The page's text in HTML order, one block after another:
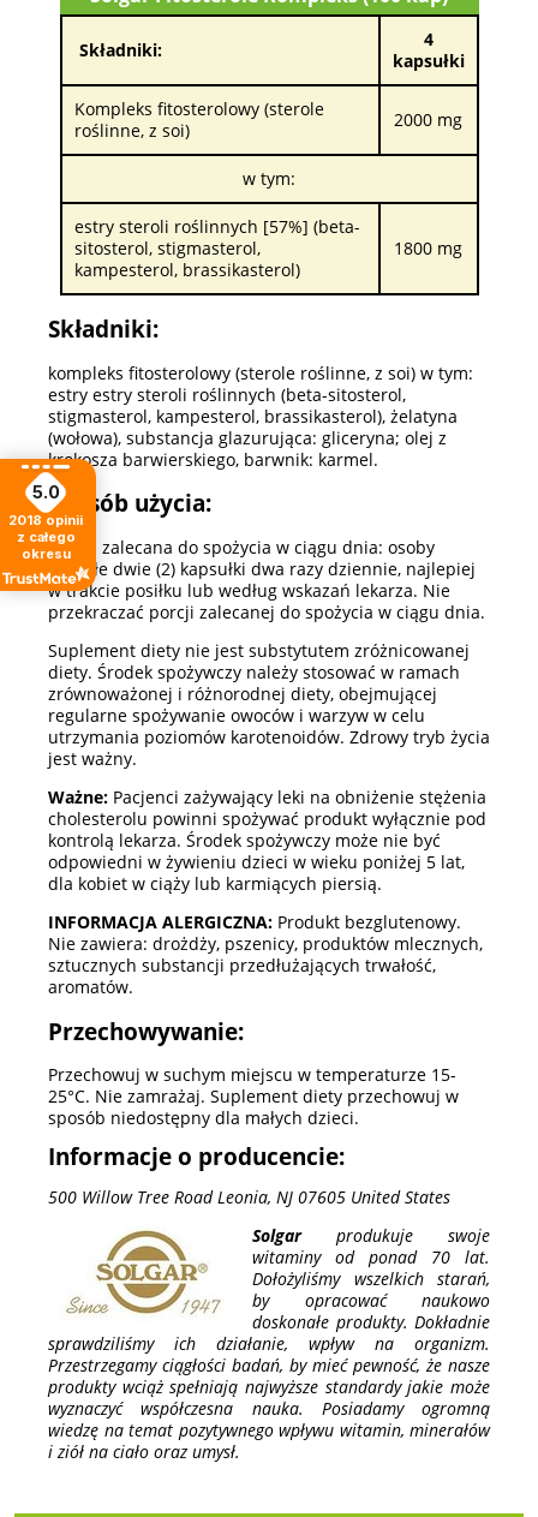
Składniki:
4
kapsułki
Kompleks fitosterolowy (sterole
roślinne, z soi)
2000 mg
w tym:
estry steroli roślinnych [57%] (beta-
sitosterol, stigmasterol,
kampesterol, brassikasterol)
1800 mg
Składniki:
kompleks fitosterolowy (sterole roślinne, z soi) w tym:
estry estry steroli roślinnych (beta-sitosterol,
stigmasterol, kampesterol, brassikasterol), żelatyna
(wołowa), substancja glazurująca: gliceryna; olej z
krokosza barwierskiego, barwnik: karmel.
Sposób użycia:
Porcja zalecana do spożycia w ciągu dnia: osoby
dorosłe dwie (2) kapsułki dwa razy dziennie, najlepiej
w trakcie posiłku lub według wskazań lekarza. Nie
przekraczać porcji zalecanej do spożycia w ciągu dnia.
Suplement diety nie jest substytutem zróżnicowanej
diety. Środek spożywczy należy stosować w ramach
zrównoważonej i różnorodnej diety, obejmującej
regularne spożywanie owoców i warzyw w celu
utrzymania poziomów karotenoidów. Zdrowy tryb życia
jest ważny.
Ważne: Pacjenci zażywający leki na obniżenie stężenia
cholesterolu powinni spożywać produkt wyłącznie pod
kontrolą lekarza. Środek spożywczy może nie być
odpowiedni w żywieniu dzieci w wieku poniżej 5 lat,
dla kobiet w ciąży lub karmiących piersią.
INFORMACJA ALERGICZNA: Produkt bezglutenowy.
Nie zawiera: drożdży, pszenicy, produktów mlecznych,
sztucznych substancji przedłużających trwałość,
aromatów.
Przechowywanie:
Przechowuj w suchym miejscu w temperaturze 15-
25°C. Nie zamrażaj. Suplement diety przechowuj w
sposób niedostępny dla małych dzieci.
Informacje o producencie:
500 Willow Tree Road Leonia, NJ 07605 United States
Solgarprodukuje swoje
witaminy od ponad 70 lat.
Dołożyliśmy wszelkich starań,
by opracować naukowo
doskonałe produkty. Dokładnie
sprawdziliśmy ich działanie, wpływ na organizm.
Przestrzegamy ciągłości badań, by mieć pewność, że nasze
produkty wciąż spełniają najwyższe standardy jakie może
wyznaczyć współczesna nauka. Posiadamy ogromną
wiedzę na temat pozytywnego wpływu witamin, minerałów
i ziół na ciało oraz umysł.
5.0
2018 opinii
z całego
okresu